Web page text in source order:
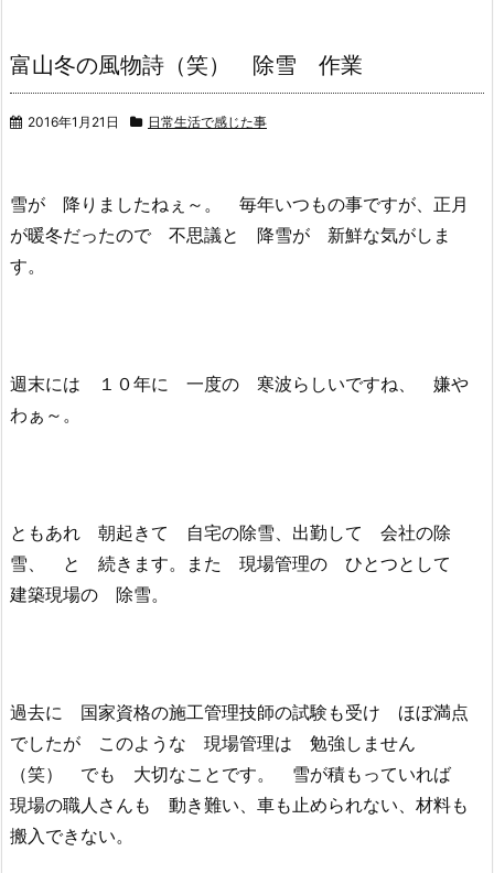
富山冬の風物詩（笑） 除雪 作業
2016年1月21日 日常生活で感じた事
雪が 降りましたねぇ～。 毎年いつもの事ですが、正月
が暖冬だったので 不思議と 降雪が 新鮮な気がしま
す。
週末には １０年に 一度の 寒波らしいですね、 嫌や
わぁ～。
ともあれ 朝起きて 自宅の除雪、出勤して 会社の除
雪、 と 続きます。また 現場管理の ひとつとして
建築現場の 除雪。
過去に 国家資格の施工管理技師の試験も受け ほぼ満点
でしたが このような 現場管理は 勉強しません
（笑） でも 大切なことです。 雪が積もっていれば
現場の職人さんも 動き難い、車も止められない、材料も
搬入できない。